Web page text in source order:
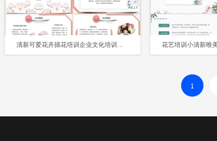
清新可爱花卉插花培训企业文化培训课件PPT模板
1